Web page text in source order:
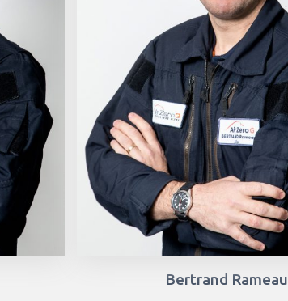
Bertrand Rameau